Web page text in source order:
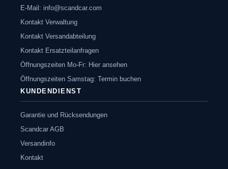
E-Mail: info@scandcar.com
Kontakt Verwaltung
Kontakt Versandabteilung
Kontakt Ersatzteilanfragen
Öffnungszeiten Mo-Fr: Hier ansehen
Öffnungszeiten Samstag: Termin buchen
KUNDENDIENST
Garantie und Rücksendungen
Scandcar AGB
Versandinfo
Kontakt